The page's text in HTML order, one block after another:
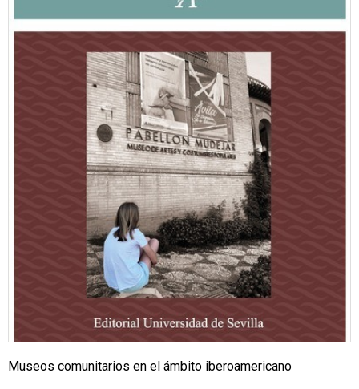
Museos comunitarios en el ámbito iberoamericano